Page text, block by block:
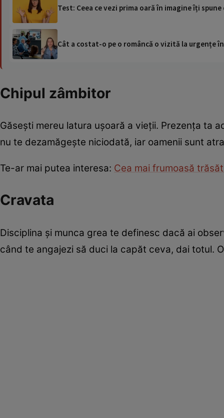
Test: Ceea ce vezi prima oară în imagine îți
Cât a costat-o pe o româncă o vizită la urgențe
Chipul zâmbitor
Găsești mereu latura ușoară a vieții. Prezența ta
nu te dezamăgește niciodată, iar oamenii sunt
Te-ar mai putea interesa: Cea mai frumoasă
Cravata
Disciplina și munca grea te definesc dacă ai
când te angajezi să duci la capăt ceva, dai totul.